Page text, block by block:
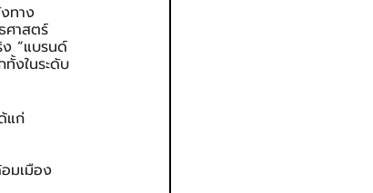
ทาง
ศาสตร์
“แบรนด์
งในระดับ
แก่
มเมือง